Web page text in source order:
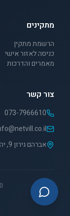
מתקינים
הרשמת מתקין
כניסה לאזור אישי
מאמרים והדרכות
צור קשר
073-7966610
אברהם גירון 9, יהוד